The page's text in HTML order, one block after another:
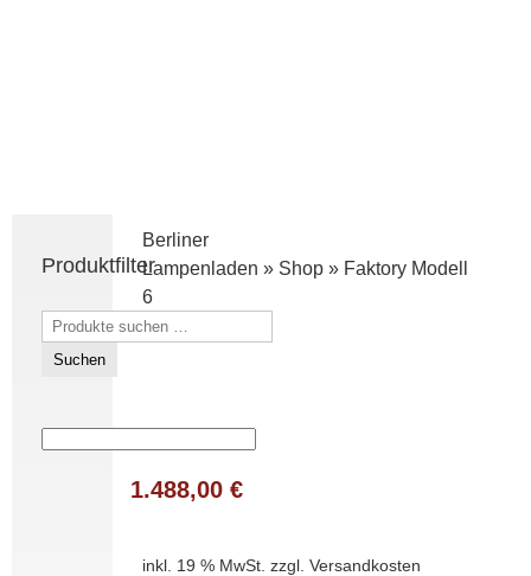
Produktfilter
Suchen
nach:
Suchen
Berliner
Lampenladen » Shop» Faktory Modell
6
1.488,00 €
inkl. 19 % MwSt. zzgl. Versandkosten